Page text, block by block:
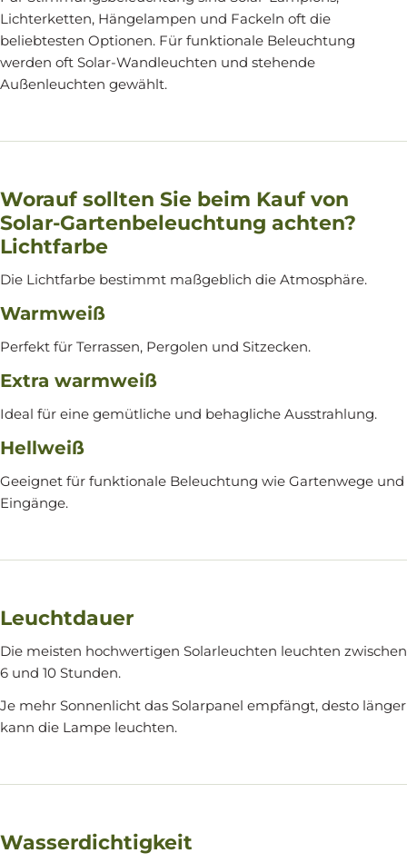
Lichterketten, Hängelampen und Fackeln oft die
beliebtesten Optionen. Für funktionale Beleuchtung
werden oft Solar-Wandleuchten und stehende
Außenleuchten gewählt.
Worauf sollten Sie beim Kauf von
Solar-Gartenbeleuchtung achten?
Lichtfarbe
Die Lichtfarbe bestimmt maßgeblich die Atmosphäre.
Warmweiß
Perfekt für Terrassen, Pergolen und Sitzecken.
Extra warmweiß
Ideal für eine gemütliche und behagliche Ausstrahlung.
Hellweiß
Geeignet für funktionale Beleuchtung wie Gartenwege und
Eingänge.
Leuchtdauer
Die meisten hochwertigen Solarleuchten leuchten zwischen
6 und 10 Stunden.
Je mehr Sonnenlicht das Solarpanel empfängt, desto länger
kann die Lampe leuchten.
Wasserdichtigkeit